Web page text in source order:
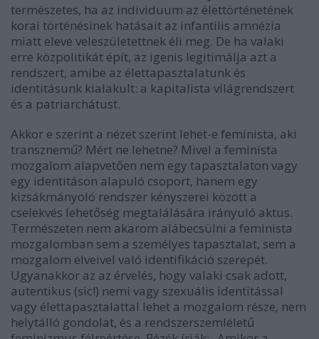
természetes, ha az individuum az élettörténetének
korai történésinek hatásait az infantilis amnézia
miatt eleve veleszületettnek éli meg. De ha valaki
erre közpolitikát épít, az igenis legitimálja azt a
rendszert, amibe az élettapasztalatunk és
identitásunk kialakult: a kapitalista világrendszert
és a patriarchátust.
Akkor e szerint a nézet szerint lehet-e feminista, aki
transznemű? Mért ne lehetne? Mivel a feminista
mozgalom alapvetően nem egy tapasztalaton vagy
egy identitáson alapuló csoport, hanem egy
kizsákmányoló rendszer kényszerei között a
cselekvés lehetőség megtalálására irányuló aktus.
Természeten nem akarom alábecsülni a feminista
mozgalomban sem a személyes tapasztalat, sem a
mozgalom elveivel való identifikáció szerepét.
Ugyanakkor az az érvelés, hogy valaki csak adott,
autentikus (sic!) nemi vagy szexuális identitással
vagy élettapasztalattal lehet a mozgalom része, nem
helytálló gondolat, és a rendszerszemléletű